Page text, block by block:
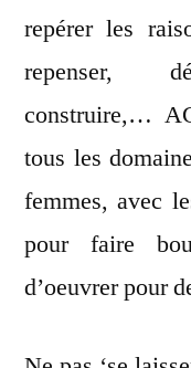
repérer les
repenser,
construire,…
tous les
femmes, avec
pour faire
d’oeuvrer pour